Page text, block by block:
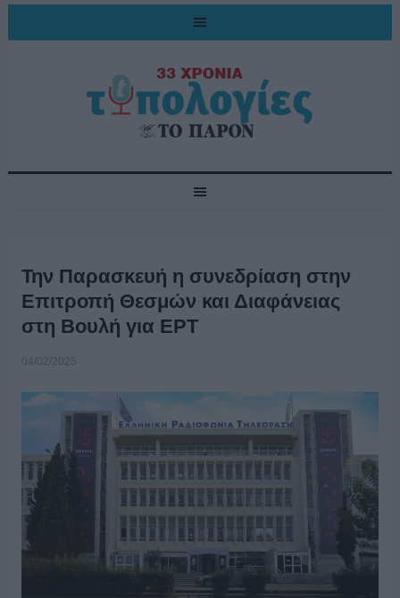
Την Παρασκευή η συνεδρίαση στην
Επιτροπή Θεσμών και Διαφάνειας
στη Βουλή για ΕΡΤ
04/02/2025